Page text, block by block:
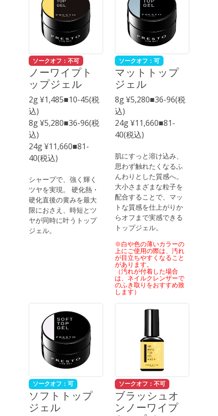
ソークオフ：不可
ノーワイプト
ップジェル
2g ¥1,485■10-45(税
込)
8g ¥5,280■36-96(税
込)
24g ¥11,660■81-
40(税込)
シャープで、強く輝く
ツヤを実現。 硬化熱・
硬化直後の黄みを最大
限におさえ、時短とツ
ヤが同時に叶うトップ
ジェル。
ソークオフ：可
マットトップ
ジェル
8g ¥5,280■36-96(税
込)
24g ¥11,660■81-
40(税込)
肌にすっと溶け込み、
思わず触れたくなるふ
んわりとした質感へ。
大小さまざまな粒子を
配合することで、マッ
トな質感を仕上がりか
らオフまで実感できる
トップジェル。
※白や色の薄いカラーの
上にご使用の際は、汚れ
が目立ちやすくなること
があります。
（汚れが付着した場合
は、ネイルクレンザーで
のふき取りをおすすめ致
します）
ソークオフ：可
ソフトトップ
ジェル
ソークオフ：不可
ブラッシュオ
ンノーワイプ